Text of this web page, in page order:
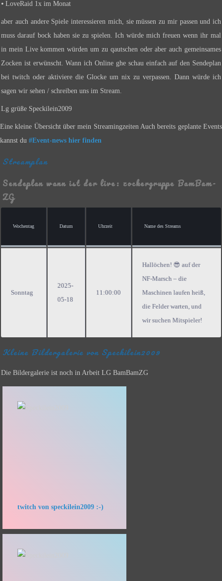
⦁ LoveRaid 1x im Monat
aber auch andere Spiele interessieren mich, sie müssen zu mir passen und ich
muss darauf bock haben sie zu spielen. Ich würde mich freuen wenn ihr mal
in mein Live kommen würden um zu qautschen oder aber auch gemeinsames
Zocken ist erwünscht. Wann ich Online ghe schau einfach auf den Sendeplan
bei twitch oder aktiviere die Glocke um nix zu verpassen. Dann würde ich
sagen wir sehen / schreiben uns im Stream.
Lg grüße Speckilein2009
Eine kleine Übersicht über mein Streamingzeiten Auch bereits geplante Events
kannst du #Event-news hier finden
Streamplan
Sendeplan wann ist der live: zockergruppe BamBam-
ZG
Wochentag Datum Uhrzeit Name des Streams
Sonntag
2025-
05-18
11:00:00
Hallöchen! 😎 auf der
NF-Marsch – die
Maschinen laufen heiß,
die Felder warten, und
wir suchen Mitspieler!
Kleine Bildergalerie von Speckilein2009
Die Bildergalerie ist noch in Arbeit LG BamBamZG
twitch von speckilein2009 :-)